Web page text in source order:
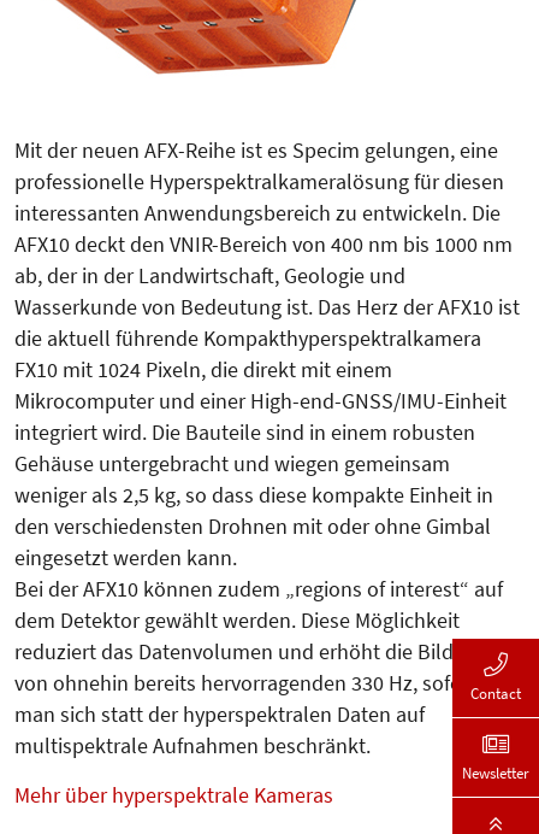
Mit der neuen AFX-Reihe ist es Specim gelungen, eine
professionelle Hyperspektralkameralösung für diesen
interessanten Anwendungsbereich zu entwickeln. Die
AFX10 deckt den VNIR-Bereich von 400 nm bis 1000 nm
ab, der in der Landwirtschaft, Geologie und
Wasserkunde von Bedeutung ist. Das Herz der AFX10 ist
die aktuell führende Kompakthyperspektralkamera
FX10 mit 1024 Pixeln, die direkt mit einem
Mikrocomputer und einer High-end-GNSS/IMU-Einheit
integriert wird. Die Bauteile sind in einem robusten
Gehäuse untergebracht und wiegen gemeinsam
weniger als 2,5 kg, so dass diese kompakte Einheit in
den verschiedensten Drohnen mit oder ohne Gimbal
eingesetzt werden kann.
Bei der AFX10 können zudem „regions of interest“ auf
dem Detektor gewählt werden. Diese Möglichkeit
reduziert das Datenvolumen und erhöht die Bildrate
von ohnehin bereits hervorragenden 330 Hz, sofern
man sich statt der hyperspektralen Daten auf
multispektrale Aufnahmen beschränkt.
Mehr über hyperspektrale Kameras
Contact
Newsletter